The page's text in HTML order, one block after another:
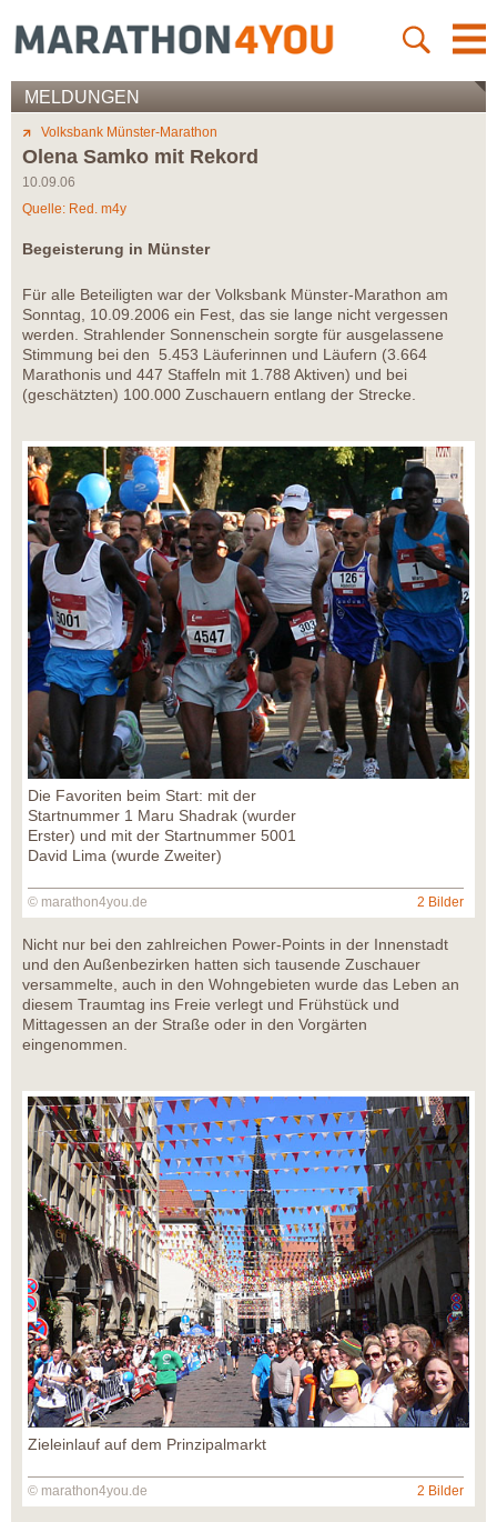
MELDUNGEN
Volksbank Münster-Marathon
Olena Samko mit Rekord
10.09.06
Quelle: Red. m4y
Begeisterung in Münster
Für alle Beteiligten war der Volksbank Münster-Marathon am
Sonntag, 10.09.2006 ein Fest, das sie lange nicht vergessen
werden. Strahlender Sonnenschein sorgte für ausgelassene
Stimmung bei den 5.453 Läuferinnen und Läufern (3.664
Marathonis und 447 Staffeln mit 1.788 Aktiven) und bei
(geschätzten) 100.000 Zuschauern entlang der Strecke.
Die Favoriten beim Start: mit der
Startnummer 1 Maru Shadrak (wurder
Erster) und mit der Startnummer 5001
David Lima (wurde Zweiter)
© marathon4you.de 2 Bilder
Nicht nur bei den zahlreichen Power-Points in der Innenstadt
und den Außenbezirken hatten sich tausende Zuschauer
versammelte, auch in den Wohngebieten wurde das Leben an
diesem Traumtag ins Freie verlegt und Frühstück und
Mittagessen an der Straße oder in den Vorgärten
eingenommen.
Zieleinlauf auf dem Prinzipalmarkt
© marathon4you.de 2 Bilder